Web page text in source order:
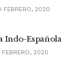
2020
Indo-Española
2020